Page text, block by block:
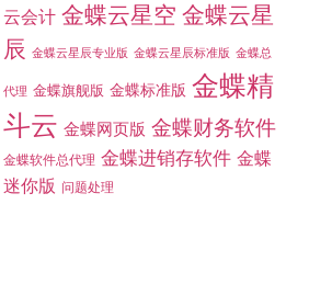
云会计 金蝶云星空 金蝶云星
辰 金蝶云星辰专业版 金蝶云星辰标准版 金蝶总
代理 金蝶旗舰版 金蝶标准版 金蝶精
斗云 金蝶网页版 金蝶财务软件
金蝶软件总代理 金蝶进销存软件 金蝶
迷你版 问题处理